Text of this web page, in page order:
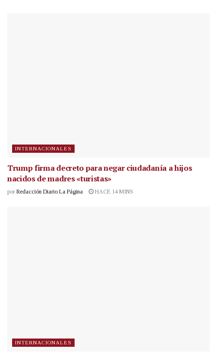
INTERNACIONALES
Trump firma decreto para negar ciudadanía a hijos
nacidos de madres «turistas»
por Redacción Diario La Página HACE 14 MINS
INTERNACIONALES